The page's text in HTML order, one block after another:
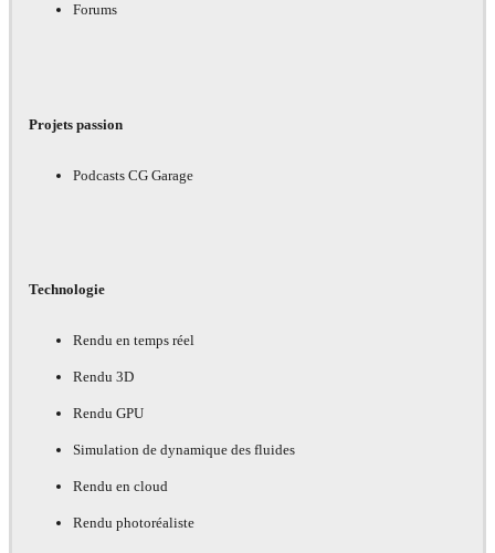
Forums
Projets passion
Podcasts CG Garage
Technologie
Rendu en temps réel
Rendu 3D
Rendu GPU
Simulation de dynamique des fluides
Rendu en cloud
Rendu photoréaliste